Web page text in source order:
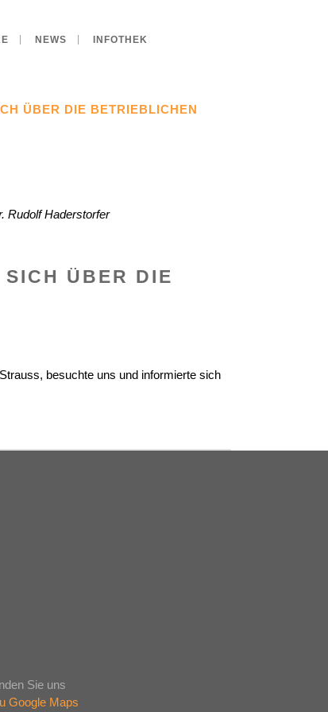
NEWS INFOTHEK
ÜBER DIE BETRIEBLICHEN
Rudolf Haderstorfer
ÜBER DIE
besuchte uns und informierte sich
Sie uns
Google Maps